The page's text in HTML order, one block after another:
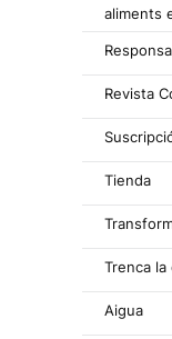
aliments
Revista
Tienda
Trenca la
Aigua